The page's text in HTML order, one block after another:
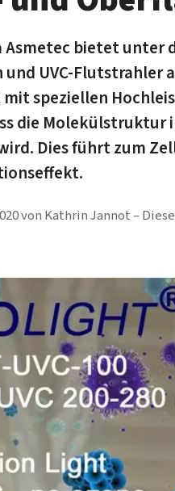
Asmetec bietet unter
UVC-Flutstrahler
mit speziellen
die Molekülstruktur
Dies führt zum
von Kathrin Jannot